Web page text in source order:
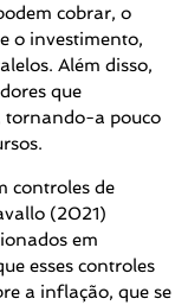
cobrar, o
o investimento,
Além disso,
que
tornando-a pouco
controles de
(2021)
em
esses controles
a inflação, que se